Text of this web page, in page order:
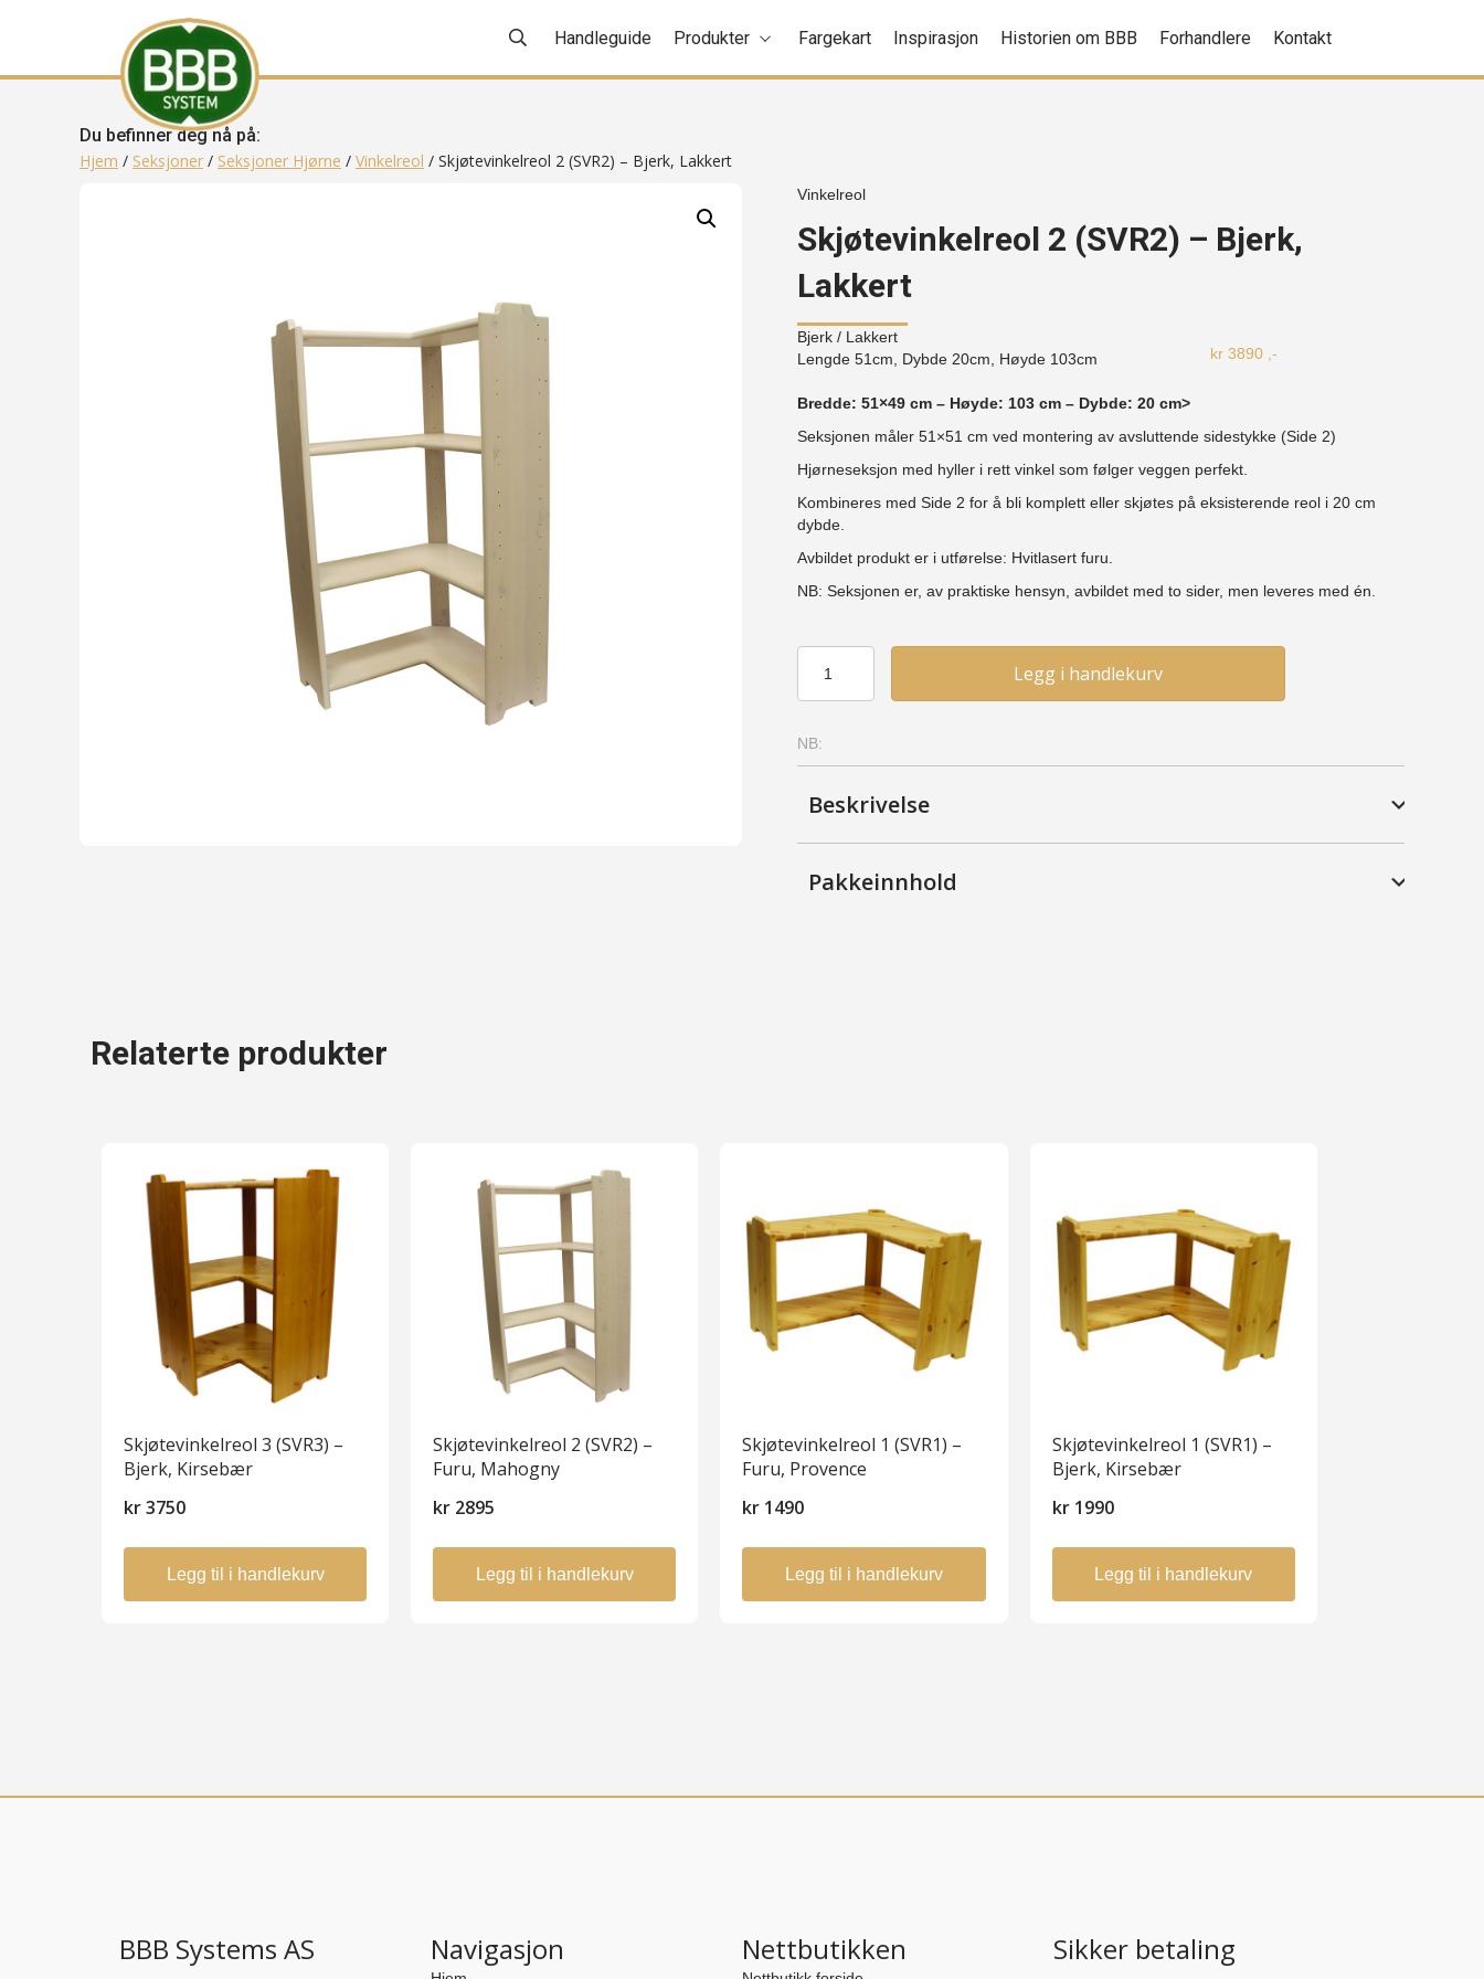
Handleguide Produkter Fargekart Inspirasjon Historien om BBB Forhandlere Kontakt
Du befinner deg nå på:
Hjem / Seksjoner / Seksjoner Hjørne / Vinkelreol / Skjøtevinkelreol 2 (SVR2) – Bjerk, Lakkert
Vinkelreol
Skjøtevinkelreol 2 (SVR2) – Bjerk,
Lakkert
Bjerk / Lakkert
Lengde 51cm, Dybde 20cm, Høyde 103cm kr3890 ,-
Bredde: 51×49 cm – Høyde: 103 cm – Dybde: 20 cm>
Seksjonen måler 51×51 cm ved montering av avsluttende sidestykke (Side 2)
Hjørneseksjon med hyller i rett vinkel som følger veggen perfekt.
Kombineres med Side 2 for å bli komplett eller skjøtes på eksisterende reol i 20 cm
dybde.
Avbildet produkt er i utførelse: Hvitlasert furu.
NB: Seksjonen er, av praktiske hensyn, avbildet med to sider, men leveres med én.
(SVR2)
Bjerk,
Lakkert
Legg i handlekurv
NB:
Beskrivelse
Pakkeinnhold
Relaterte produkter
Skjøtevinkelreol 3 (SVR3) –
Bjerk, Kirsebær
kr3750
Legg til i handlekurv
Skjøtevinkelreol 2 (SVR2) –
Furu, Mahogny
kr 2895
Legg til i handlekurv
Skjøtevinkelreol 1 (SVR1) –
Furu, Provence
kr 1490
Legg til i handlekurv
Skjøtevinkelreol 1 (SVR1) –
Bjerk, Kirsebær
kr1990
Legg til i handlekurv
BBB Systems AS Navigasjon Nettbutikken Sikker betaling